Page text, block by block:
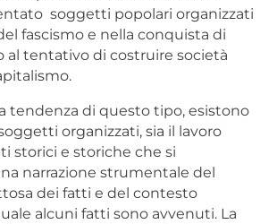
soggetti popolari organizzati
fascismo e nella conquista di
al tentativo di costruire società
tendenza di questo tipo, esistono
organizzati, sia il lavoro
storici e storiche che si
narrazione strumentale del
dei fatti e del contesto
alcuni fatti sono avvenuti. La